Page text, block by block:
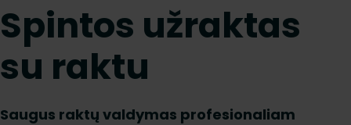
Spintos užraktas
su raktu
Saugus raktų valdymas profesionaliam